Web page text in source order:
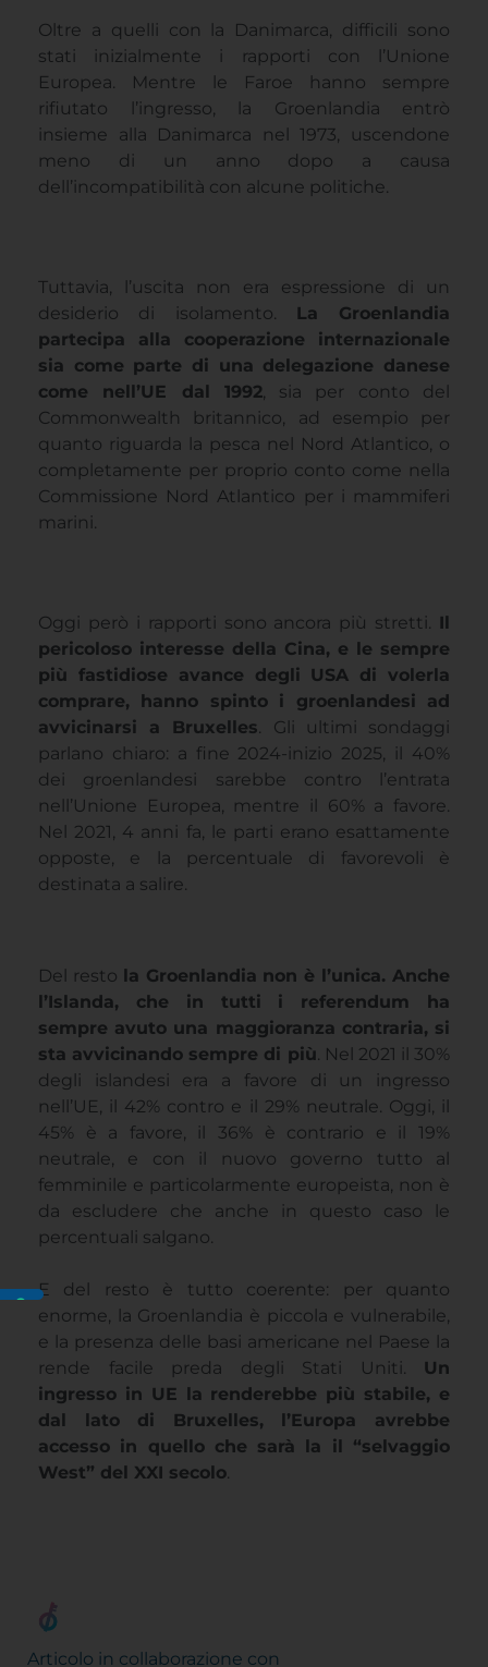
Oltre a quelli con la Danimarca, difficili sono
stati inizialmente i rapporti con l’Unione
Europea. Mentre le Faroe hanno sempre
rifiutato l’ingresso, la Groenlandia entrò
insieme alla Danimarca nel 1973, uscendone
meno di un anno dopo a causa
dell’incompatibilità con alcune politiche.
Tuttavia, l’uscita non era espressione di un
desiderio di isolamento.
La Groenlandia
partecipa alla cooperazione internazionale
sia come parte di una delegazione danese
come nell’UE dal 1992, sia per conto del
Commonwealth britannico, ad esempio per
quanto riguarda la pesca nel Nord Atlantico, o
completamente per proprio conto come nella
Commissione Nord Atlantico per i mammiferi
marini.
Oggi però i rapporti sono ancora più stretti. Il
pericoloso interesse della Cina, e le sempre
più fastidiose avance degli USA di volerla
comprare, hanno spinto i groenlandesi ad
avvicinarsi a Bruxelles. Gli ultimi sondaggi
parlano chiaro: a fine 2024-inizio 2025, il 40%
dei groenlandesi sarebbe contro l’entrata
nell’Unione Europea, mentre il 60% a favore.
Nel 2021, 4 anni fa, le parti erano esattamente
opposte, e la percentuale di favorevoli è
destinata a salire.
Del resto la Groenlandia non è l’unica. Anche
l’Islanda, che in tutti i referendum ha
sempre avuto una maggioranza contraria, si
sta avvicinando sempre di più. Nel 2021 il 30%
degli islandesi era a favore di un ingresso
nell’UE, il 42% contro e il 29% neutrale. Oggi, il
45% è a favore, il 36% è contrario e il 19%
neutrale, e con il nuovo governo tutto al
femminile e particolarmente europeista, non è
da escludere che anche in questo caso le
percentuali salgano.
E del resto è tutto coerente: per quanto
enorme, la Groenlandia è piccola e vulnerabile,
e la presenza delle basi americane nel Paese la
rende facile preda degli Stati Uniti. Un
ingresso in UE la renderebbe più stabile, e
dal lato di Bruxelles, l’Europa avrebbe
accesso in quello che sarà la il “selvaggio
West” del XXI secolo.
Articolo in collaborazione con